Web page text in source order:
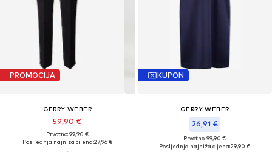
PROMOCIJA
GERRY WEBER
59,90 €
Prvotno: 99,90 €
Posljednja najniža cijena:27,96 €
KUPON
GERRY WEBER
26,91 €
Prvotno: 99,90 €
Posljednja najniža cijena:29,90 €